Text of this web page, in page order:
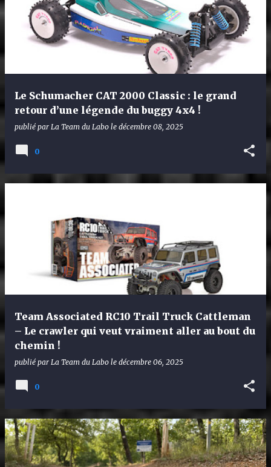
Le Schumacher CAT 2000 Classic : le grand
retour d’une légende du buggy 4x4 !
publié par La Team du Labo le décembre 08, 2025
0
Team Associated RC10 Trail Truck Cattleman
– Le crawler qui veut vraiment aller au bout du
chemin !
publié par La Team du Labo le décembre 06, 2025
0